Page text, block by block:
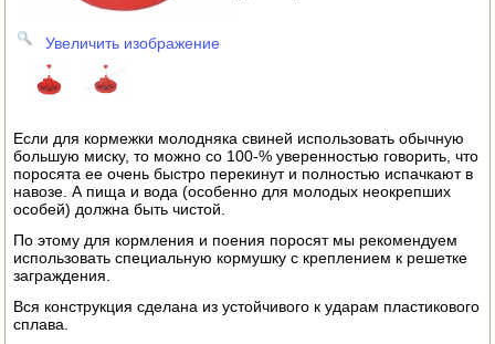
СЫРОВАРНИ
ШИНКОВКИ
ДЛЯ ДОМА И САДА
ОБОГРЕВАТЕЛИ
ДРОВОКОЛЫ
ГАЗОВЫЕ БАЛЛОНЫ
НАСТОЛЬНЫЕ ПЛИТЫ
Увеличить изображение
Если для кормежки молодняка свиней использовать обычную
большую миску, то можно со 100-% уверенностью говорить, что
поросята ее очень быстро перекинут и полностью испачкают в
навозе. А пища и вода (особенно для молодых неокрепших
особей) должна быть чистой.
По этому для кормления и поения поросят мы рекомендуем
использовать специальную кормушку с креплением к решетке
заграждения.
Вся конструкция сделана из устойчивого к ударам пластикового
сплава.